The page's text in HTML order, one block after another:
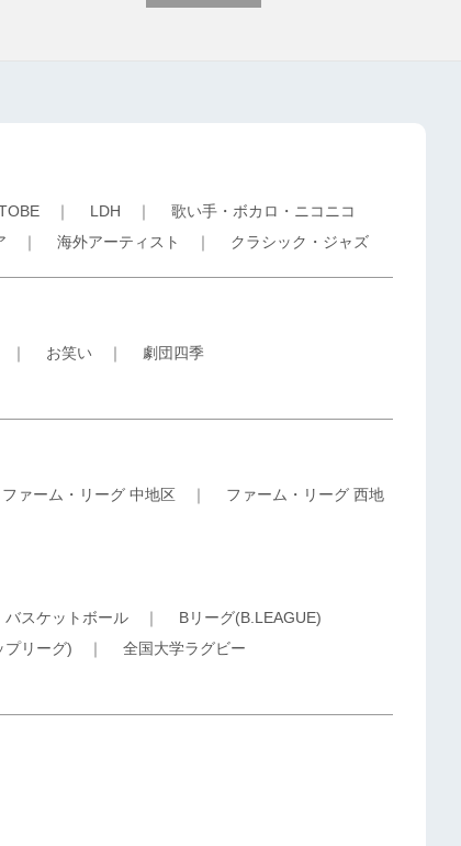
｜ LDH ｜ 歌い手・ボカロ・ニコニコ
｜ 海外アーティスト ｜ クラシック・ジャズ
｜ お笑い ｜ 劇団四季
ファーム・リーグ 中地区 ｜ ファーム・リーグ 西地
バスケットボール ｜ Bリーグ(B.LEAGUE)
プリーグ) ｜ 全国大学ラグビー